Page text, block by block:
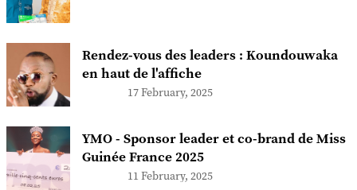
Rendez-vous des leaders : Koundouwaka
en haut de l'affiche
17 February, 2025
YMO - Sponsor leader et co-brand de Miss
Guinée France 2025
11 February, 2025